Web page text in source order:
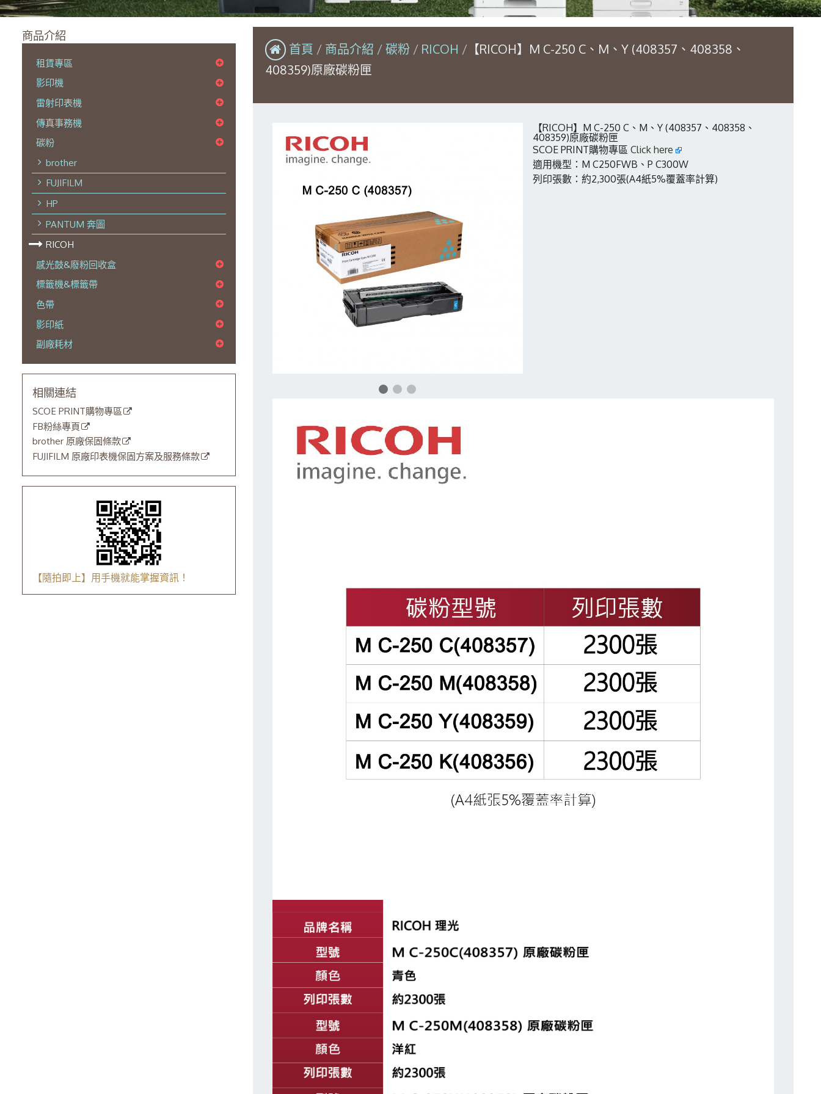
商品介紹
租賃專區
影印機
雷射印表機
傳真事務機
碳粉
brother
FUJIFILM
HP
PANTUM 奔圖
RICOH
感光鼓&廢粉回收盒
標籤機&標籤帶
色帶
影印紙
副廠耗材
相關連結
SCOE PRINT購物專區
FB粉絲專頁
brother 原廠保固條款
FUJIFILM 原廠印表機保固方案及服務條款
【隨拍即上】用手機就能掌握資訊！
首頁 商品介紹 碳粉 RICOH
【RICOH】M C-250 C、M、Y (408357、408358、
408359)原廠碳粉匣
【RICOH】M C-250 C、M、Y (408357、408358、
408359)原廠碳粉匣
SCOE PRINT購物專區 Click here
適用機型：M C250FWB、P C300W
列印張數：約2,300張(A4紙5%覆蓋率計算)